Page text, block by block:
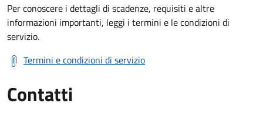
Per conoscere i dettagli di scadenze, requisiti e altre
informazioni importanti, leggi i termini e le condizioni di
servizio.
Termini e condizioni di servizio
Contatti